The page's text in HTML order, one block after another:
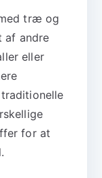
træ og
af andre
eller
for at